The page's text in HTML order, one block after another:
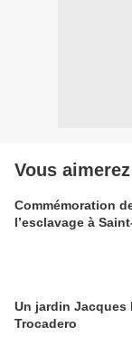
Vous
Commémoration
l’esclavage à
Un jardin Jacques
Trocadero